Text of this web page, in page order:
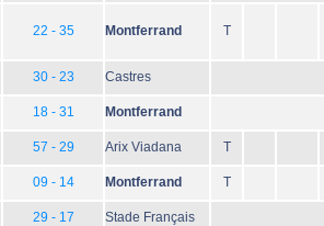
22 - 35 Montferrand T
30 - 23 Castres
18 - 31 Montferrand
57 - 29 Arix Viadana T
09 - 14 Montferrand T
29 - 17 Stade Français